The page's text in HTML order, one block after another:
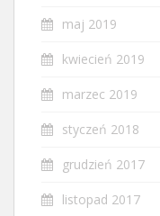
maj 2019
kwiecień 2019
marzec 2019
styczeń 2018
grudzień 2017
listopad 2017